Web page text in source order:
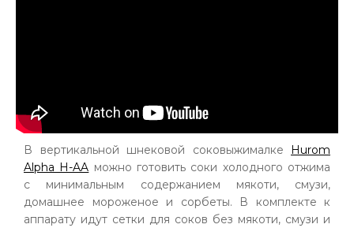
В вертикальной шнековой соковыжималке Hurom
Alpha H-AA можно готовить соки холодного отжима
с минимальным содержанием мякоти, смузи,
домашнее мороженое и сорбеты. В комплекте к
аппарату идут сетки для соков без мякоти, смузи и